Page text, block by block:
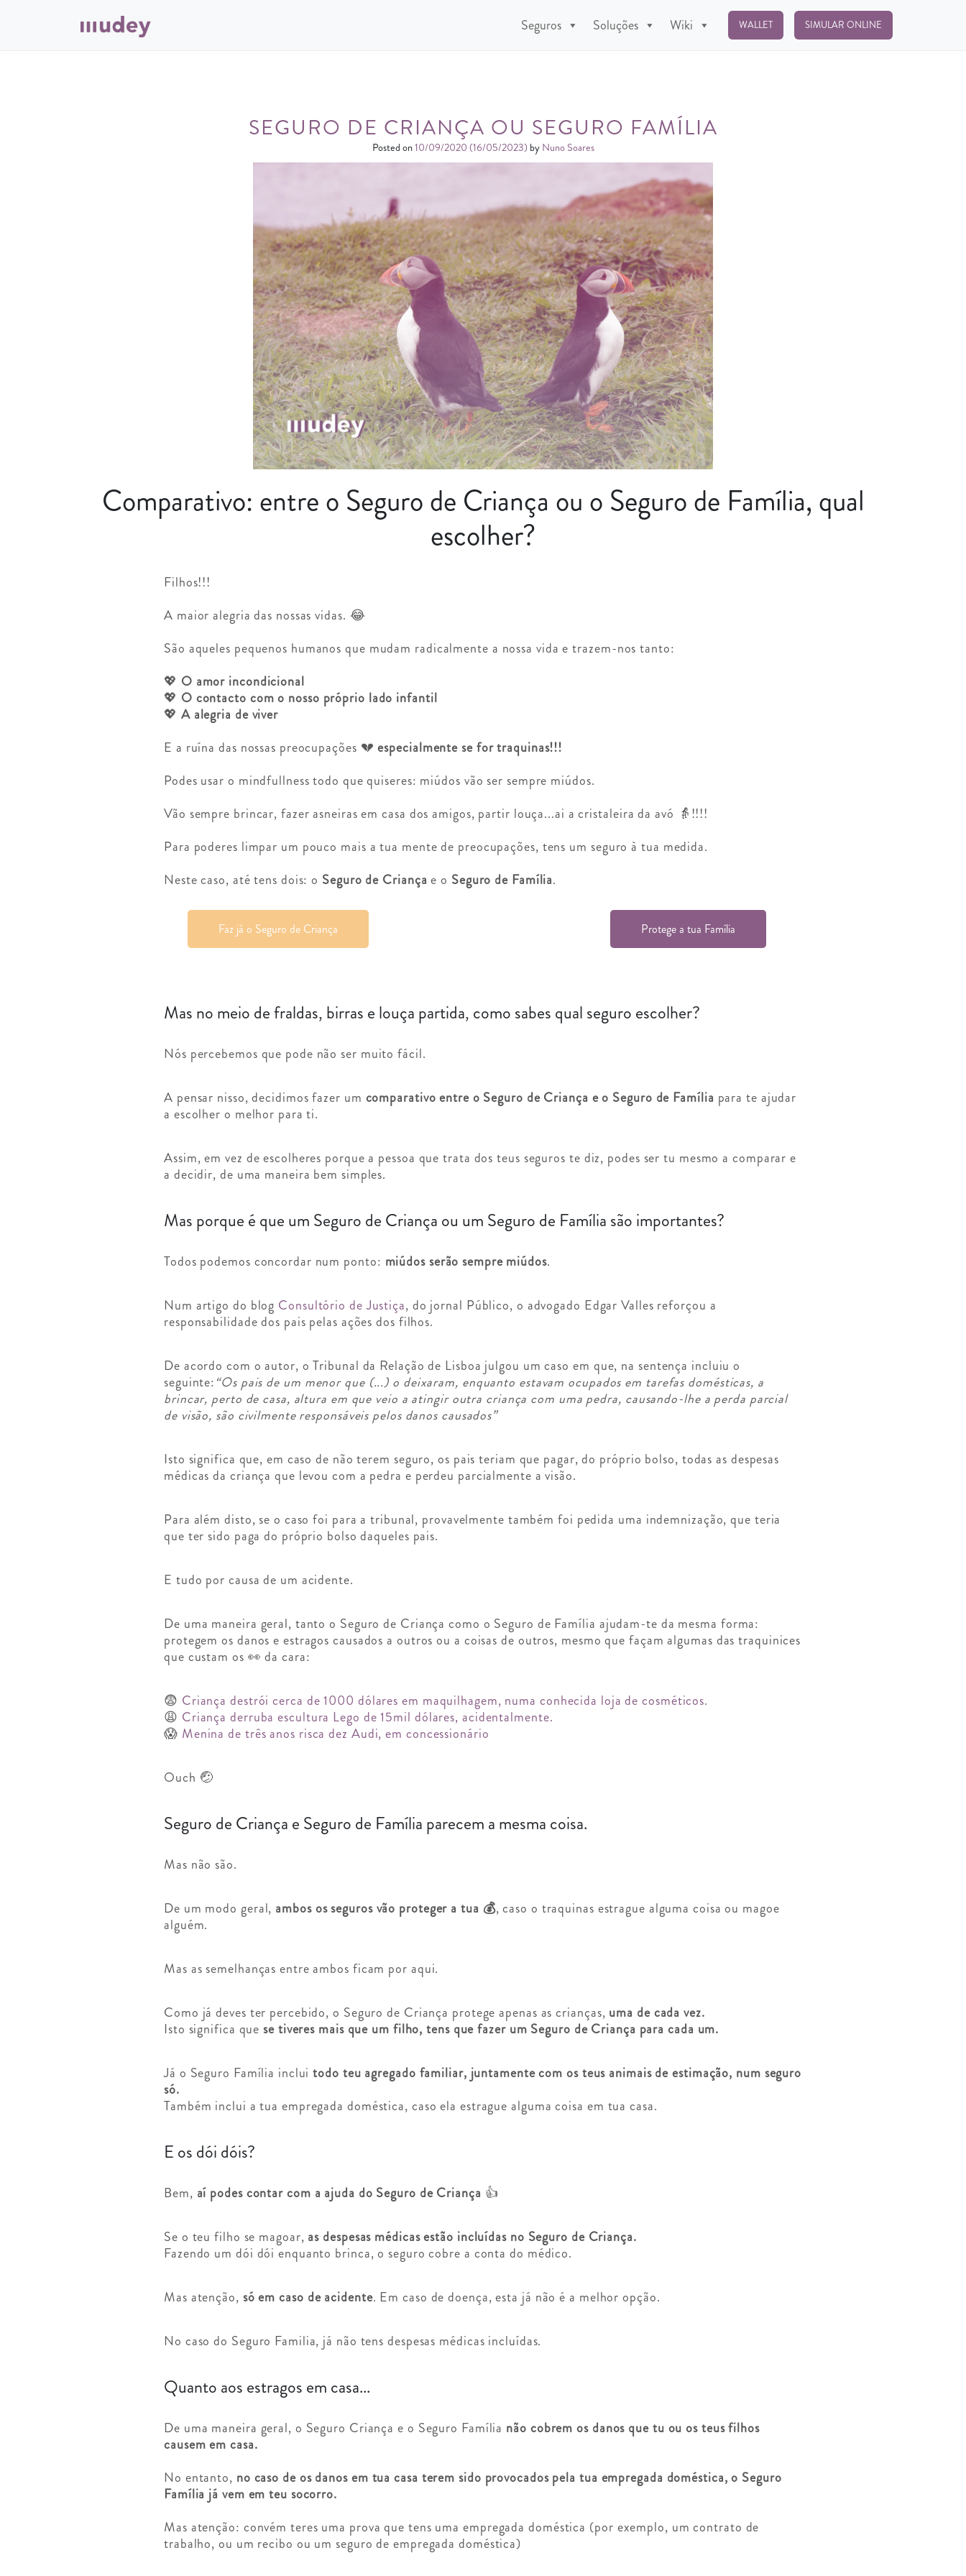
Seguros Soluções Wiki WALLET SIMULAR ONLINE
SEGURO DE CRIANÇA OU SEGURO FAMÍLIA
Posted on10/09/2020 (16/05/2023) byNuno Soares
Comparativo: entre o Seguro de Criança ou o Seguro de Família, qual
escolher?
Filhos!!!
A maior alegria das nossas vidas. 😂
São aqueles pequenos humanos que mudam radicalmente a nossa vida e trazem-nos tanto:
💖 O amor incondicional
💖 O contacto com o nosso próprio lado infantil
💖 A alegria de viver
E a ruína das nossas preocupações 💔especialmente se for traquinas!!!
Podes usar o mindfullness todo que quiseres: miúdos vão ser sempre miúdos.
Vão sempre brincar, fazer asneiras em casa dos amigos, partir louça...ai a cristaleira da avó 👵!!!!
Para poderes limpar um pouco mais a tua mente de preocupações, tens um seguro à tua medida.
Neste caso, até tens dois: o Seguro de Criança e o Seguro de Família.
Faz já o Seguro de Criança Protege a tua Família
Mas no meio de fraldas, birras e louça partida, como sabes qual seguro escolher?
Nós percebemos que pode não ser muito fácil.
A pensar nisso, decidimos fazer um comparativo entre o Seguro de Criança e o Seguro de Família para te ajudar
a escolher o melhor para ti.
Assim, em vez de escolheres porque a pessoa que trata dos teus seguros te diz, podes ser tu mesmo a comparar e
a decidir, de uma maneira bem simples.
Mas porque é que um Seguro de Criança ou um Seguro de Família são importantes?
Todos podemos concordar num ponto: miúdos serão sempre miúdos.
Num artigo do blog Consultório de Justiça, do jornal Público, o advogado Edgar Valles reforçou a
responsabilidade dos pais pelas ações dos filhos.
De acordo com o autor, o Tribunal da Relação de Lisboa julgou um caso em que, na sentença incluiu o
seguinte: “Os pais de um menor que (...) o deixaram, enquanto estavam ocupados em tarefas domésticas, a
brincar, perto de casa, altura em que veio a atingir outra criança com uma pedra, causando-lhe a perda parcial
de visão, são civilmente responsáveis pelos danos causados”
Isto significa que, em caso de não terem seguro, os pais teriam que pagar, do próprio bolso, todas as despesas
médicas da criança que levou com a pedra e perdeu parcialmente a visão.
Para além disto, se o caso foi para a tribunal, provavelmente também foi pedida uma indemnização, que teria
que ter sido paga do próprio bolso daqueles pais.
E tudo por causa de um acidente.
De uma maneira geral, tanto o Seguro de Criança como o Seguro de Família ajudam-te da mesma forma:
protegem os danos e estragos causados a outros ou a coisas de outros, mesmo que façam algumas das traquinices
que custam os 👀 da cara:
😨 Criança destrói cerca de 1000 dólares em maquilhagem, numa conhecida loja de cosméticos.
😩 Criança derruba escultura Lego de 15mil dólares, acidentalmente.
😱 Menina de três anos risca dez Audi, em concessionário
Ouch 🤕
Seguro de Criança e Seguro de Família parecem a mesma coisa.
Mas não são.
De um modo geral, ambos os seguros vão proteger a tua 💰, caso o traquinas estrague alguma coisa ou magoe
alguém.
Mas as semelhanças entre ambos ficam por aqui.
Como já deves ter percebido, o Seguro de Criança protege apenas as crianças, uma de cada vez.
Isto significa quese tiveres mais que um filho, tens que fazer um Seguro de Criança para cada um.
Já o Seguro Família incluitodo teu agregado familiar, juntamente com os teus animais de estimação, num seguro
só.
Também inclui a tua empregada doméstica, caso ela estrague alguma coisa em tua casa.
E os dói dóis?
Bem, aí podes contar com a ajuda do Seguro de Criança 👍
Se o teu filho se magoar, as despesas médicas estão incluídas no Seguro de Criança.
Fazendo um dói dói enquanto brinca, o seguro cobre a conta do médico.
Mas atenção, só em caso de acidente. Em caso de doença, esta já não é a melhor opção.
No caso do Seguro Familia, já não tens despesas médicas incluídas.
Quanto aos estragos em casa...
De uma maneira geral, o Seguro Criança e o Seguro Família não cobrem os danos que tu ou os teus filhos
causem em casa.
No entanto, no caso de os danos em tua casa terem sido provocados pela tua empregada doméstica, o Seguro
Família já vem em teu socorro.
Mas atenção: convém teres uma prova que tens uma empregada doméstica (por exemplo, um contrato de
trabalho, ou um recibo ou um seguro de empregada doméstica)